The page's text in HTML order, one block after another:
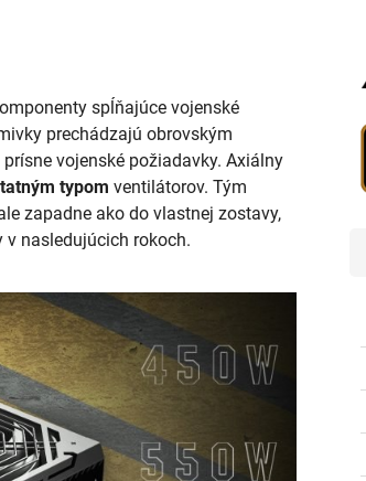
spĺňajúce vojenské
prechádzajú obrovským
vojenské požiadavky. Axiálny
typom ventilátorov. Tým
zapadne ako do vlastnej zostavy,
nasledujúcich rokoch.